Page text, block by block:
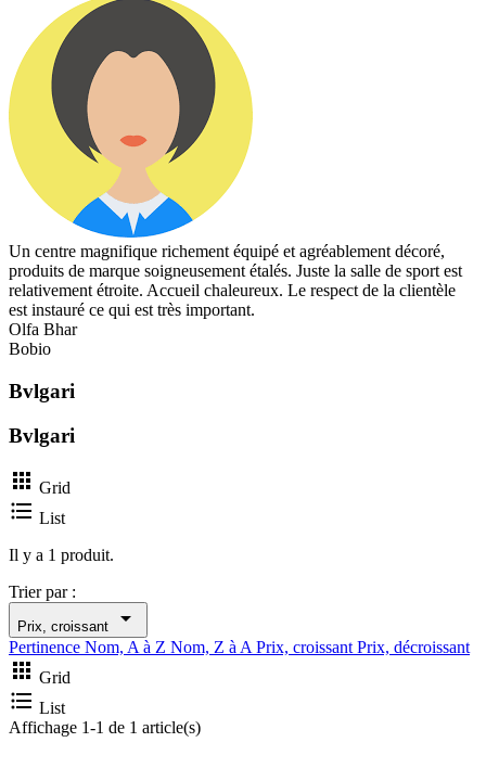
Un centre magnifique richement équipé et agréablement décoré,
produits de marque soigneusement étalés. Juste la salle de sport est
relativement étroite. Accueil chaleureux. Le respect de la clientèle
est instauré ce qui est très important.
Olfa Bhar
Bobio
Bvlgari
Bvlgari
 Grid
 List
Il y a 1 produit.
Trier par :
Prix, croissant 
Pertinence Nom, A à Z Nom, Z à A Prix, croissant Prix, décroissant
 Grid
 List
Affichage 1-1 de 1 article(s)